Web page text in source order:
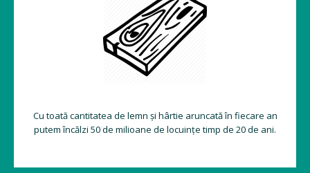
Cu toată cantitatea de lemn și hârtie aruncată în fiecare an
putem încălzi 50 de milioane de locuințe timp de 20 de ani.